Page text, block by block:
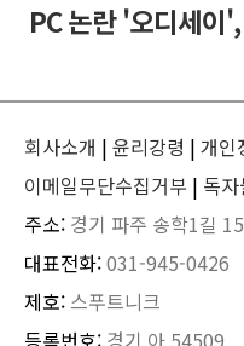
PC 논란 '오디세이
회사소개 | 윤리강령 | 개인
이메일무단수집거부 | 독
주소: 경기 파주 송학1길
대표전화:031-945-0426
제호: 스푸트니크